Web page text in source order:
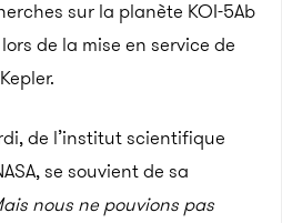
sur la planète KOI-5Ab
de la mise en service de
de l’institut scientifique
se souvient de sa
nous ne pouvions pas